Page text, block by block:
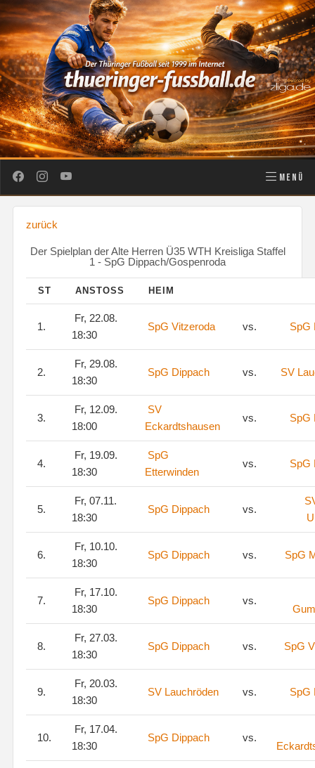
MENÜ
zurück
Der Spielplan der Alte Herren Ü35 WTH Kreisliga Staffel
1 - SpG Dippach/Gospenroda
ST ANSTOSS HEIM
1.
Fr, 22.08.
18:30
SpG Vitzeroda vs. SpG
2.
Fr, 29.08.
18:30
SpG Dippach vs. SV
3.
Fr, 12.09.
18:00
SV
Eckardtshausen
vs. SpG
4.
Fr, 19.09.
18:30
SpG
Etterwinden
vs. SpG
5.
Fr, 07.11.
18:30
SpG Dippach vs.
6.
Fr, 10.10.
18:30
SpG Dippach vs. SpG
7.
Fr, 17.10.
18:30
SpG Dippach vs.
8.
Fr, 27.03.
18:30
SpG Dippach vs. SpG
9.
Fr, 20.03.
18:30
SV Lauchröden vs. SpG
10.
Fr, 17.04.
18:30
SpG Dippach vs.